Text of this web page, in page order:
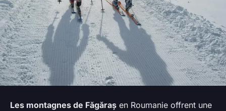
Les montagnes de Făgăraș en Roumanie offrent une